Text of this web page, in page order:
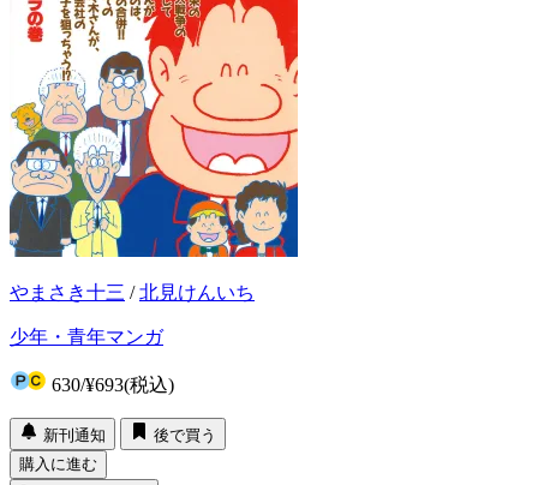
やまさき十三 /北見けんいち
少年・青年マンガ
630/¥693(税込)
新刊通知
後で買う
購入に進む